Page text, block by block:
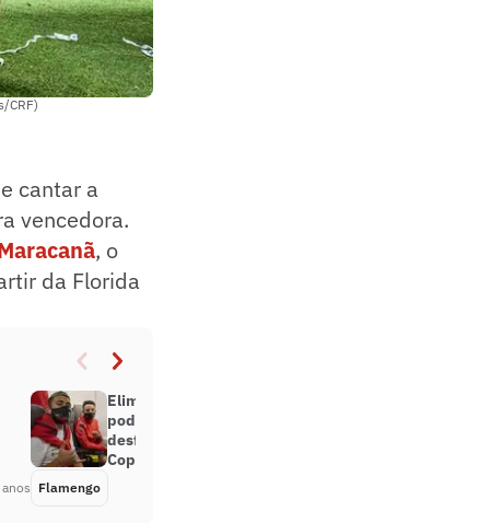
CRF)
cantar a
vencedora.
, o
da Florida
Eliminatórias e Copa América
podem deixar Flamengo
desfigurado na terceira fase da
Copa do Brasil
Flamengo